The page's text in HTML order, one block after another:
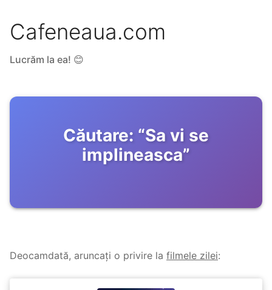
Cafeneaua.com
Lucrăm la ea! 😊
Căutare: “Sa vi se
implineasca”
Deocamdată, aruncați o privire la filmele zilei: